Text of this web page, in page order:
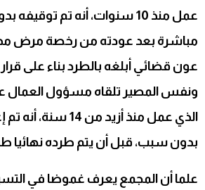
عمل منذ 10 سنوات، أنه تم
مباشرة بعد عودته من رخصة مرض
عون قضائي أبلغه بالطرد بناء على قرار
ونفس المصير تلقاه مسؤول العمال
الذي عمل منذ أزيد من
بدون سبب، قبل أن يتم طرده نهائيا
علما أن المجمع يعرف غموضا في